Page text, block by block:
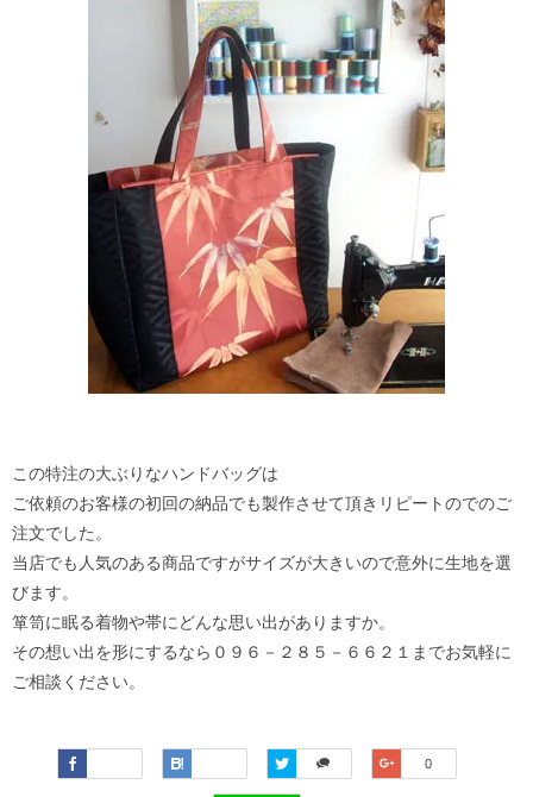
この特注の大ぶりなハンドバッグは
ご依頼のお客様の初回の納品でも製作させて頂きリピートのでのご
注文でした。
当店でも人気のある商品ですがサイズが大きいので意外に生地を選
びます。
箪笥に眠る着物や帯にどんな思い出がありますか。
その想い出を形にするなら０９６－２８５－６６２１までお気軽に
ご相談ください。
Twitter Google+
0